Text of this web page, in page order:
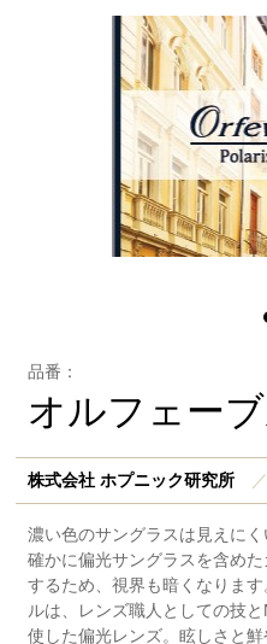
品番：
オルフェー
株式会社 ホプニック研究所
濃い色のサングラスは見えにく
確かに偏光サングラスを含め
するため、視界も暗くなりま
ルは、レンズ職人としての技
使した偏光レンズ。眩しさと